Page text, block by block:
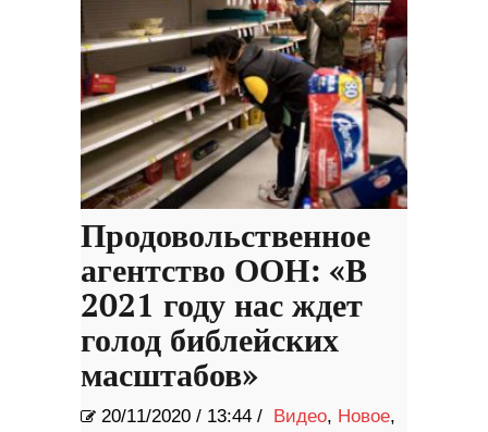
Продовольственное
агентство ООН: «В
2021 году нас ждет
голод библейских
масштабов»
20/11/2020 / 13:44 / Видео, Новое,